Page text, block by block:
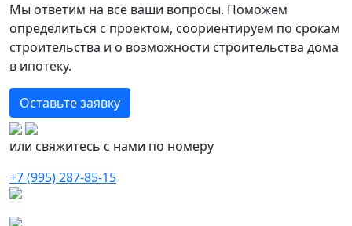
Мы ответим на все ваши вопросы. Поможем
определиться с проектом, соориентируем по срокам
строительства и о возможности строительства дома
в ипотеку.
Оставьте заявку
или свяжитесь с нами по номеру
+7 (995) 287-85-15